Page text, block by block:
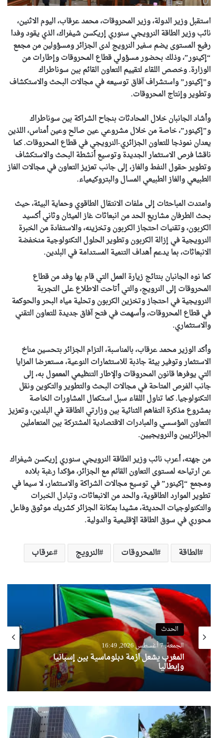
استقبل وزير الدولة، وزير المحروقات، محمد عرقاب، اليوم الاثنين،
نائب وزير الطاقة النرويجي سنوري إريكسن شيفراك، الذي يقود وفدا
رفيع المستوى يضم سفير النرويج لدى الجزائر ومسؤولين من مجمع
“إكينور”، وذلك بحضور مسؤولي قطاع المحروقات وإطارات من
الوزارة. وخصص اللقاء لتقييم التعاون القائم بين سوناطراك
و”إكينور” واستشراف آفاق توسيعه في مجالات البحث والاستكشاف
وتطوير وإنتاج المحروقات.
وأشاد الجانبان خلال المحادثات بنجاح الشراكة بين سوناطراك
و”إكينور”، خاصة من خلال مشروعي عين صالح وعين أمناس، اللذين
يعدان نموذجا للتعاون الجزائري-النرويجي في قطاع المحروقات. كما
ناقشا فرص الاستثمار الجديدة وتوسيع أنشطة البحث والاستكشاف
وتطوير حقول النفط والغاز، إلى جانب تعزيز التعاون في مجالات الغاز
الطبيعي والغاز الطبيعي المسال والبتروكيمياء.
وامتدت المباحثات إلى ملفات الانتقال الطاقوي وحماية البيئة، حيث
بحث الطرفان مشاريع الحد من انبعاثات غاز الميثان وثاني أكسيد
الكربون، وتقنيات احتجاز الكربون وتخزينه، والاستفادة من الخبرة
النرويجية في إزالة الكربون وتطوير الحلول التكنولوجية منخفضة
الانبعاثات، بما يدعم أهداف التنمية المستدامة في البلدين.
كما نوه الجانبان بنتائج زيارة العمل التي قام بها وفد من قطاع
المحروقات إلى النرويج، والتي أتاحت الاطلاع على التجربة
النرويجية في احتجاز وتخزين الكربون وتحلية مياه البحر والحوكمة
في قطاع المحروقات، وأسهمت في فتح آفاق جديدة للتعاون التقني
والاستثماري.
وأكد الوزير محمد عرقاب، بالمناسبة، التزام الجزائر بتحسين مناخ
الاستثمار وتوفير بيئة جاذبة للاستثمارات النوعية، مستعرضا المزايا
التي يوفرها قانون المحروقات والإطار التنظيمي المعمول به، إلى
جانب الفرص المتاحة في مجالات البحث والتطوير والتكوين ونقل
التكنولوجيا. كما تناول اللقاء سبل استكمال المشاورات الخاصة
بمشروع مذكرة التفاهم الثنائية بين وزارتي الطاقة في البلدين، وتعزيز
التعاون المؤسسي والمبادرات الاقتصادية المشتركة بين المتعاملين
الجزائريين والنرويجيين.
من جهته، أعرب نائب وزير الطاقة النرويجي سنوري إريكسن شيفراك
عن ارتياحه لمستوى التعاون القائم مع الجزائر، مؤكدا رغبة بلاده
ومجمع “إكينور” في توسيع مجالات الشراكة والاستثمار، لا سيما في
تطوير الموارد الطاقوية، والحد من الانبعاثات، وتبادل الخبرات
والتكنولوجيات الحديثة، مشيدا بمكانة الجزائر كشريك موثوق وفاعل
محوري في سوق الطاقة الإقليمية والدولية.
الطاقة المحروقات النرويج عرقاب
الحدث
الجمعة, 7 أغسطس 2026, 16:49
المغرب يشعل أزمة دبلوماسية بين إسبانيا
وإيطاليا
تشريعيات:
منح
ترخيص